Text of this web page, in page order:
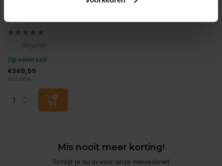
Vergelijk
Op voorraad
€369,95
Incl. btw
Mis nooit meer korting!
Schrijf je nu in voor onze nieuwsbrief